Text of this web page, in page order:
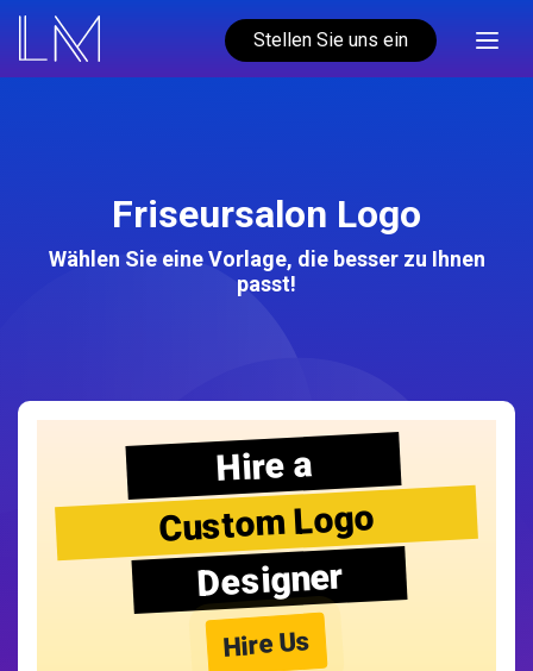
Stellen Sie uns ein
Friseursalon Logo
Wählen Sie eine Vorlage, die besser zu Ihnen
passt!
Hire a
Custom Logo
Designer
Hire Us